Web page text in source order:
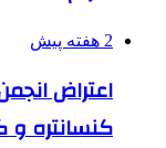
2 هفته پیش
اعتراض
کنسانتره و